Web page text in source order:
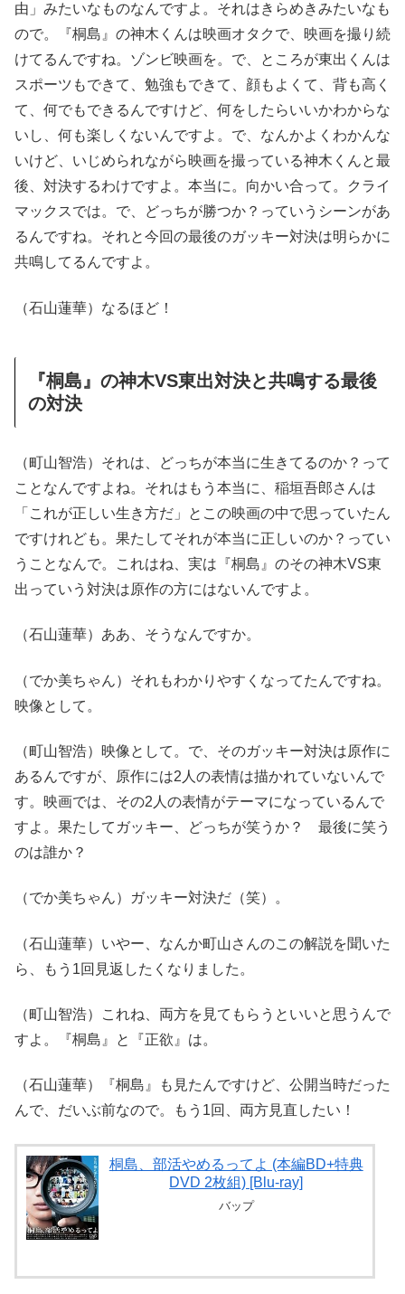
由」みたいなものなんですよ。それはきらめきみたいなも
ので。『桐島』の神木くんは映画オタクで、映画を撮り続
けてるんですね。ゾンビ映画を。で、ところが東出くんは
スポーツもできて、勉強もできて、顔もよくて、背も高く
て、何でもできるんですけど、何をしたらいいかわからな
いし、何も楽しくないんですよ。で、なんかよくわかんな
いけど、いじめられながら映画を撮っている神木くんと最
後、対決するわけですよ。本当に。向かい合って。クライ
マックスでは。で、どっちが勝つか？っていうシーンがあ
るんですね。それと今回の最後のガッキー対決は明らかに
共鳴してるんですよ。
（石山蓮華）なるほど！
『桐島』の神木VS東出対決と共鳴する最後
の対決
（町山智浩）それは、どっちが本当に生きてるのか？って
ことなんですよね。それはもう本当に、稲垣吾郎さんは
「これが正しい生き方だ」とこの映画の中で思っていたん
ですけれども。果たしてそれが本当に正しいのか？ってい
うことなんで。これはね、実は『桐島』のその神木VS東
出っていう対決は原作の方にはないんですよ。
（石山蓮華）ああ、そうなんですか。
（でか美ちゃん）それもわかりやすくなってたんですね。
映像として。
（町山智浩）映像として。で、そのガッキー対決は原作に
あるんですが、原作には2人の表情は描かれていないんで
す。映画では、その2人の表情がテーマになっているんで
すよ。果たしてガッキー、どっちが笑うか？ 最後に笑う
のは誰か？
（でか美ちゃん）ガッキー対決だ（笑）。
（石山蓮華）いやー、なんか町山さんのこの解説を聞いた
ら、もう1回見返したくなりました。
（町山智浩）これね、両方を見てもらうといいと思うんで
すよ。『桐島』と『正欲』は。
（石山蓮華）『桐島』も見たんですけど、公開当時だった
んで、だいぶ前なので。もう1回、両方見直したい！
桐島、部活やめるってよ (本編BD+特典
DVD 2枚組) [Blu-ray]
バップ